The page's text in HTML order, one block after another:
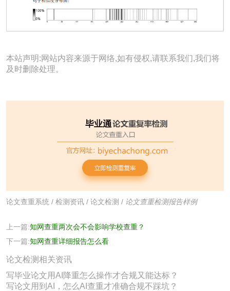
本站声明:网站内容来源于网络,如有侵权,请联系我们,我们将
及时删除处理。
论文查重系统 / 检测资讯 / 论文检测 / 论文查重检测报告样例
上一篇:知网查重两次会不会影响学校查重？
下一篇:知网查重详细报告怎么看
论文检测相关资讯
写毕业论文用AI降重怎么操作才合规又能达标？
写论文用到AI，怎么AI查重才准确合规不踩坑？